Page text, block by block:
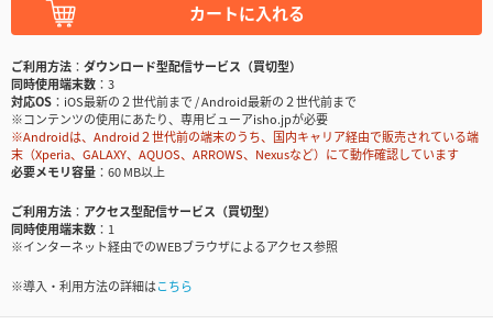
カートに入れる
ご利用方法
ダウンロード型配信サービス（買切型）
同時使用端末数
3
対応OS
iOS最新の２世代前まで / Android最新の２世代前まで
※コンテンツの使用にあたり、専用ビューアisho.jpが必要
※Androidは、Android２世代前の端末のうち、国内キャリア経由で販売されている端
末（Xperia、GALAXY、AQUOS、ARROWS、Nexusなど）にて動作確認しています
必要メモリ容量
60 MB以上
ご利用方法
アクセス型配信サービス（買切型）
同時使用端末数
1
※インターネット経由でのWEBブラウザによるアクセス参照
※導入・利用方法の詳細はこちら